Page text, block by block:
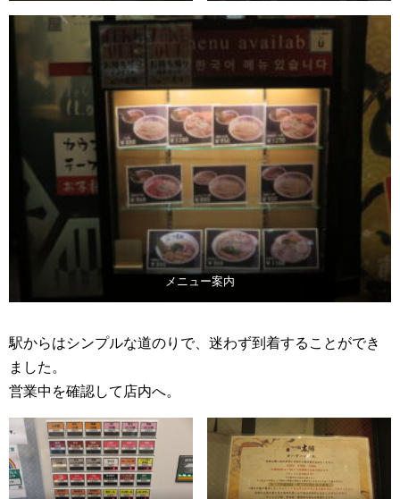
メニュー案内
駅からはシンプルな道のりで、迷わず到着することができ
ました。
営業中を確認して店内へ。